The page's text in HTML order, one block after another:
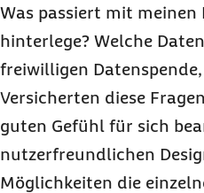
Was passiert mit
hinterlege? Welche
freiwilligen
Versicherten diese
guten Gefühl für sich
nutzerfreundlichen
Möglichkeiten die